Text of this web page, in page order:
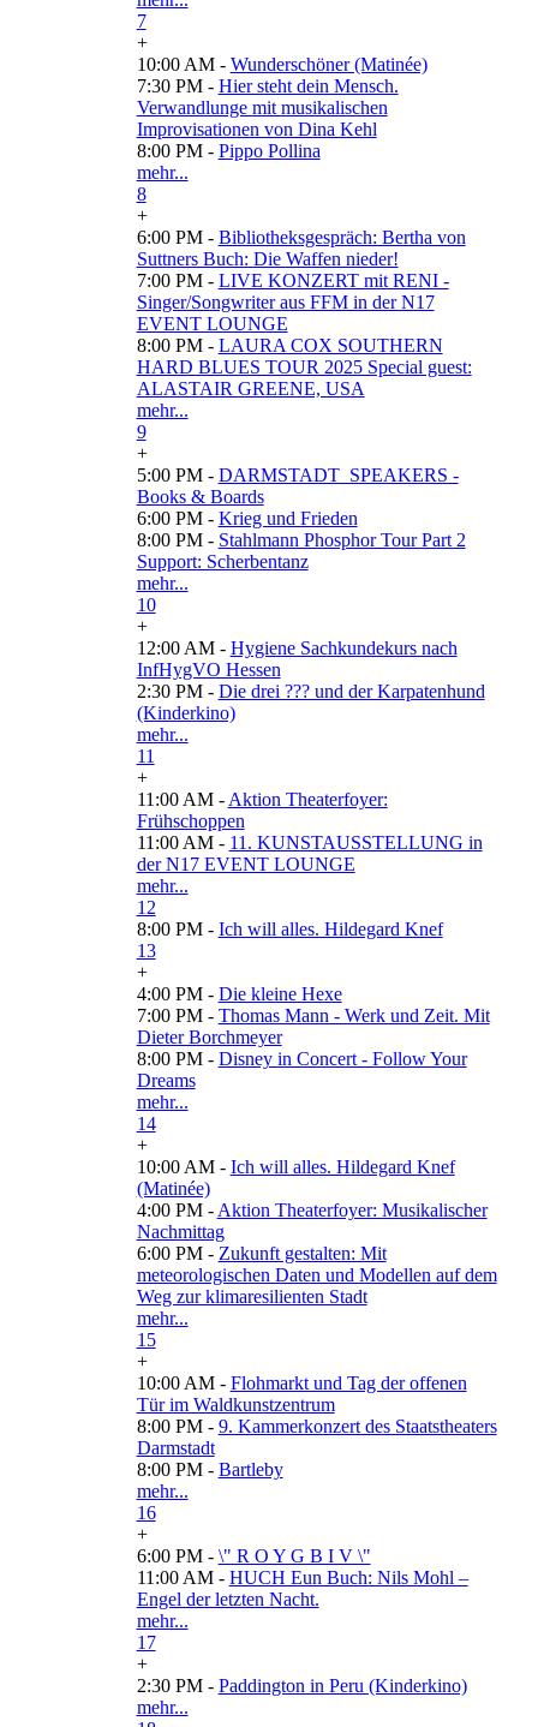
7
+
10:00 AM - Wunderschöner (Matinée)
7:30 PM - Hier steht dein Mensch.
Verwandlunge mit musikalischen
Improvisationen von Dina Kehl
8:00 PM - Pippo Pollina
mehr...
8
+
6:00 PM - Bibliotheksgespräch: Bertha von
Suttners Buch: Die Waffen nieder!
7:00 PM - LIVE KONZERT mit RENI -
Singer/Songwriter aus FFM in der N17
EVENT LOUNGE
8:00 PM - LAURA COX SOUTHERN
HARD BLUES TOUR 2025 Special guest:
ALASTAIR GREENE, USA
mehr...
9
+
5:00 PM - DARMSTADT_SPEAKERS -
Books & Boards
6:00 PM - Krieg und Frieden
8:00 PM - Stahlmann Phosphor Tour Part 2
Support: Scherbentanz
mehr...
10
+
12:00 AM - Hygiene Sachkundekurs nach
InfHygVO Hessen
2:30 PM - Die drei ??? und der Karpatenhund
(Kinderkino)
mehr...
11
+
11:00 AM - Aktion Theaterfoyer:
Frühschoppen
11:00 AM - 11. KUNSTAUSSTELLUNG in
der N17 EVENT LOUNGE
mehr...
12
8:00 PM - Ich will alles. Hildegard Knef
13
+
4:00 PM - Die kleine Hexe
7:00 PM - Thomas Mann - Werk und Zeit. Mit
Dieter Borchmeyer
8:00 PM - Disney in Concert - Follow Your
Dreams
mehr...
14
+
10:00 AM - Ich will alles. Hildegard Knef
(Matinée)
4:00 PM - Aktion Theaterfoyer: Musikalischer
Nachmittag
6:00 PM - Zukunft gestalten: Mit
meteorologischen Daten und Modellen auf dem
Weg zur klimaresilienten Stadt
mehr...
15
+
10:00 AM - Flohmarkt und Tag der offenen
Tür im Waldkunstzentrum
8:00 PM - 9. Kammerkonzert des Staatstheaters
Darmstadt
8:00 PM - Bartleby
mehr...
16
+
6:00 PM - \" R O Y G B I V \"
11:00 AM - HUCH Eun Buch: Nils Mohl –
Engel der letzten Nacht.
mehr...
17
+
2:30 PM - Paddington in Peru (Kinderkino)
mehr...